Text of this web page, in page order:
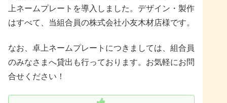
上ネームプレートを導入しました。デザイン・製作
はすべて、当組合員の株式会社小友木材店様です。
なお、卓上ネームプレートにつきましては、組合員
のみなさまへ貸出も行っております。お気軽にお問
合せください！